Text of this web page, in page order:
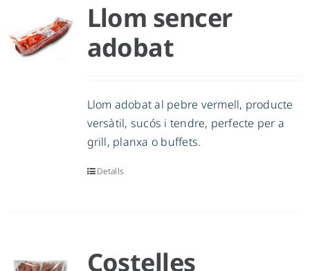
Llom sencer
adobat
Llom adobat al pebre vermell, producte
versàtil, sucós i tendre, perfecte per a
grill, planxa o buffets.
Detalls
Costelles